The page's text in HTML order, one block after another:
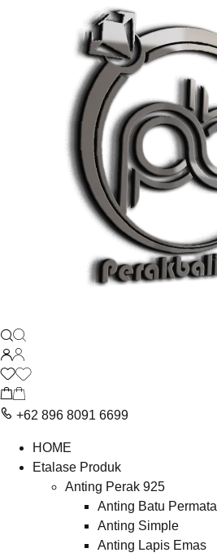
+62 896 8091 6699
HOME
Etalase Produk
Anting Perak 925
Anting Batu Permata
Anting Simple
Anting Lapis Emas